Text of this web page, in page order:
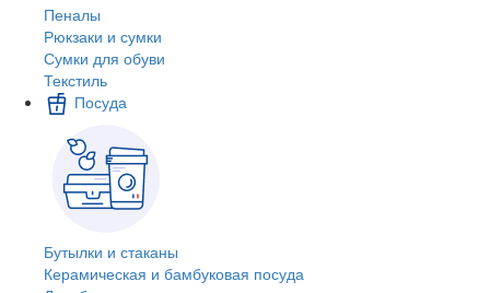
Пеналы
Рюкзаки и сумки
Сумки для обуви
Текстиль
Посуда
Бутылки и стаканы
Керамическая и бамбуковая посуда